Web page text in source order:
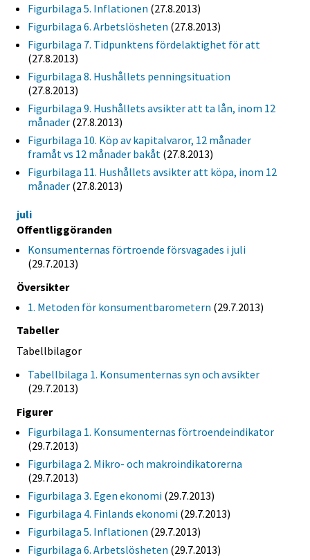
Figurbilaga 5. Inflationen (27.8.2013)
Figurbilaga 6. Arbetslösheten (27.8.2013)
Figurbilaga 7. Tidpunktens fördelaktighet för att
(27.8.2013)
Figurbilaga 8. Hushållets penningsituation
(27.8.2013)
Figurbilaga 9. Hushållets avsikter att ta lån, inom 12
månader (27.8.2013)
Figurbilaga 10. Köp av kapitalvaror, 12 månader
framåt vs 12 månader bakåt (27.8.2013)
Figurbilaga 11. Hushållets avsikter att köpa, inom 12
månader (27.8.2013)
juli
Offentliggöranden
Konsumenternas förtroende försvagades i juli
(29.7.2013)
Översikter
1. Metoden för konsumentbarometern (29.7.2013)
Tabeller
Tabellbilagor
Tabellbilaga 1. Konsumenternas syn och avsikter
(29.7.2013)
Figurer
Figurbilaga 1. Konsumenternas förtroendeindikator
(29.7.2013)
Figurbilaga 2. Mikro- och makroindikatorerna
(29.7.2013)
Figurbilaga 3. Egen ekonomi (29.7.2013)
Figurbilaga 4. Finlands ekonomi (29.7.2013)
Figurbilaga 5. Inflationen (29.7.2013)
Figurbilaga 6. Arbetslösheten (29.7.2013)